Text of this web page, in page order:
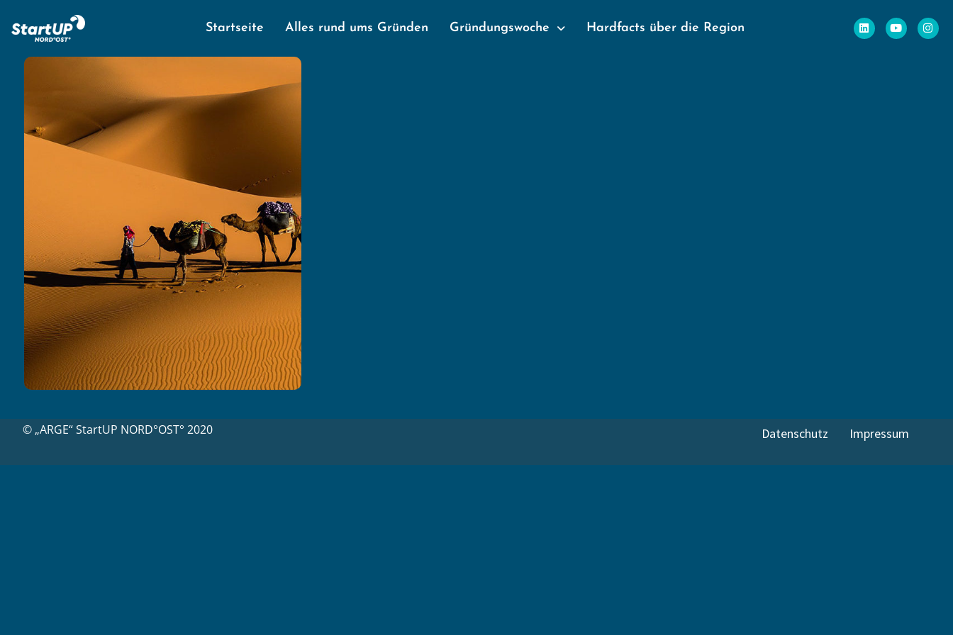
Startseite Alles rund ums Gründen Gründungswoche Hardfacts über die Region
© „ARGE“ StartUP NORD°OST° 2020 Datenschutz Impressum